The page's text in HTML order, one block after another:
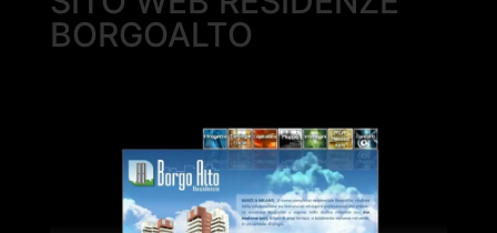
BORGOALTO